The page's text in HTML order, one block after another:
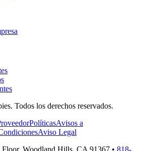
Todos los derechos reservados.
PolíticasAvisos a
Aviso Legal
Floor, Woodland Hills, CA 91367 • 818-